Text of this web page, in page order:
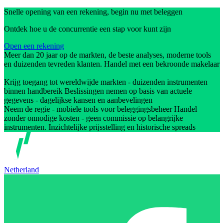
Snelle opening van een rekening, begin nu met beleggen
Ontdek hoe u de concurrentie een stap voor kunt zijn
Open een rekening
Meer dan 20 jaar op de markten, de beste analyses, moderne tools
en duizenden tevreden klanten. Handel met een bekroonde makelaar
Krijg toegang tot wereldwijde markten - duizenden instrumenten
binnen handbereik Beslissingen nemen op basis van actuele
gegevens - dagelijkse kansen en aanbevelingen
Neem de regie - mobiele tools voor beleggingsbeheer Handel
zonder onnodige kosten - geen commissie op belangrijke
instrumenten. Inzichtelijke prijsstelling en historische spreads
Netherland